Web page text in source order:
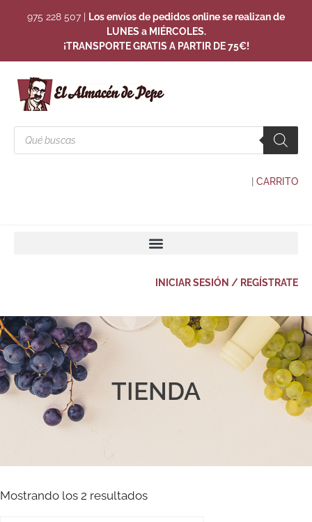
975 228 507
Los envíos de pedidos online se realizan de
LUNES a MIÉRCOLES.
¡TRANSPORTE GRATIS A PARTIR DE 75€!
CARRITO
INICIAR SESIÓN / REGÍSTRATE
TIENDA
Mostrando los 2 resultados